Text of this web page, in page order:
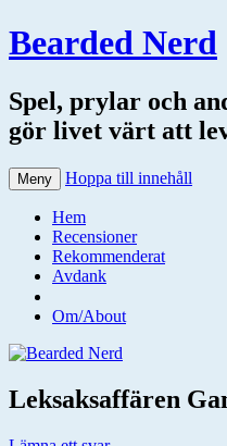
Bearded Nerd
Spel, prylar och
gör livet värt att
Meny Hoppa till innehåll
Hem
Recensioner
Rekommenderat
Avdank
Om/About
Leksaksaffären